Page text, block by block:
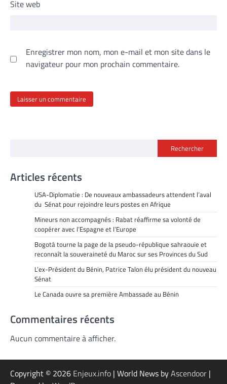
Site web
Enregistrer mon nom, mon e-mail et mon site dans le
navigateur pour mon prochain commentaire.
Rechercher
Articles récents
USA-Diplomatie : De nouveaux ambassadeurs attendent l’aval
du Sénat pour rejoindre leurs postes en Afrique
Mineurs non accompagnés : Rabat réaffirme sa volonté de
coopérer avec l’Espagne et l’Europe
Bogotá tourne la page de la pseudo-république sahraouie et
reconnaît la souveraineté du Maroc sur ses Provinces du Sud
L’ex-Président du Bénin, Patrice Talon élu président du nouveau
Sénat
Le Canada ouvre sa première Ambassade au Bénin
Commentaires récents
Aucun commentaire à afficher.
Copyright © 2026 Enjeux.info | World News byAscendoor |